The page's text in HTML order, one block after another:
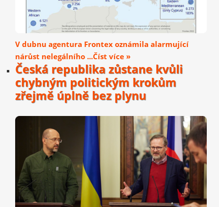
V dubnu agentura Frontex oznámila alarmující
nárůst nelegálního ...Číst více »
Česká republika zůstane kvůli
chybným politickým krokům
zřejmě úplně bez plynu